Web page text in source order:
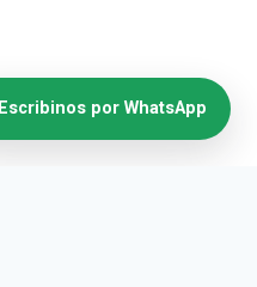
Escribinos por WhatsApp